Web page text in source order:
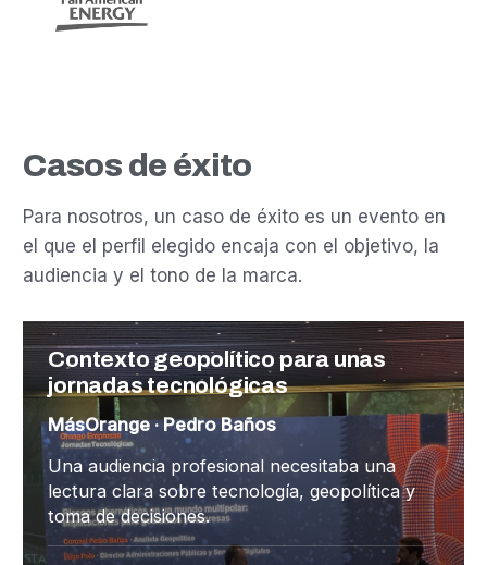
Casos de éxito
Para nosotros, un caso de éxito es un evento en
el que el perfil elegido encaja con el objetivo, la
audiencia y el tono de la marca.
Contexto geopolítico para unas
jornadas tecnológicas
MásOrange · Pedro Baños
Una audiencia profesional necesitaba una
lectura clara sobre tecnología, geopolítica y
toma de decisiones.